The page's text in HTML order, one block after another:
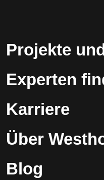
Projekte
Experten
Karriere
Über
Blog